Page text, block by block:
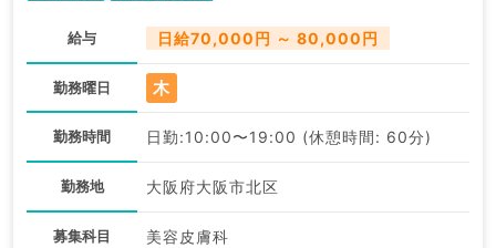
給与 日給70,000円 ～ 80,000円
勤務曜日 木
勤務時間 日勤:10:00〜19:00 (休憩時間: 60分)
勤務地 大阪府大阪市北区
募集科目 美容皮膚科